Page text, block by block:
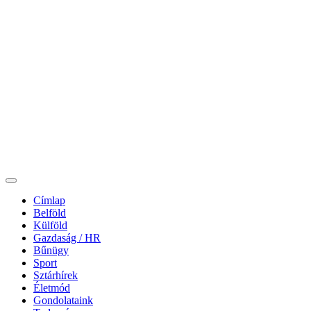
Címlap
Belföld
Külföld
Gazdaság / HR
Bűnügy
Sport
Sztárhírek
Életmód
Gondolataink